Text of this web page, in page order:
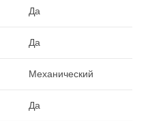
Да
Да
Механический
Да